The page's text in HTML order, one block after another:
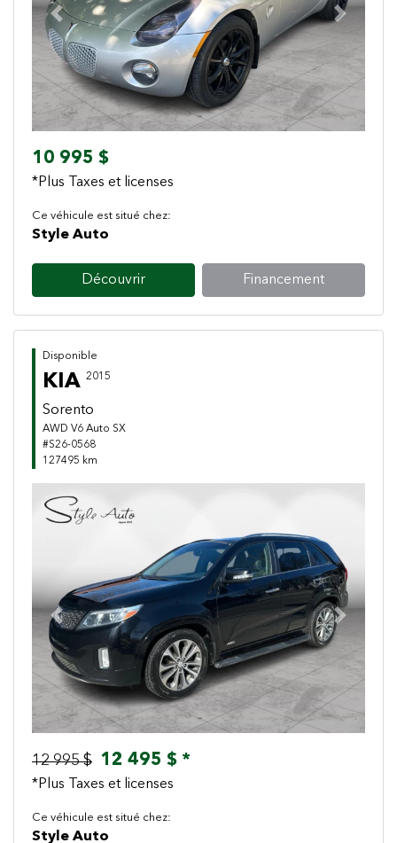
Previous Next
10 995 $
*Plus Taxes et licenses
Ce véhicule est situé chez:
Style Auto
Découvrir Financement
Disponible
KIA 2015
Sorento
AWD V6 Auto SX
#S26-0568
127495 km
Previous Next
12 995 $ 12 495 $ *
*Plus Taxes et licenses
Ce véhicule est situé chez:
Style Auto